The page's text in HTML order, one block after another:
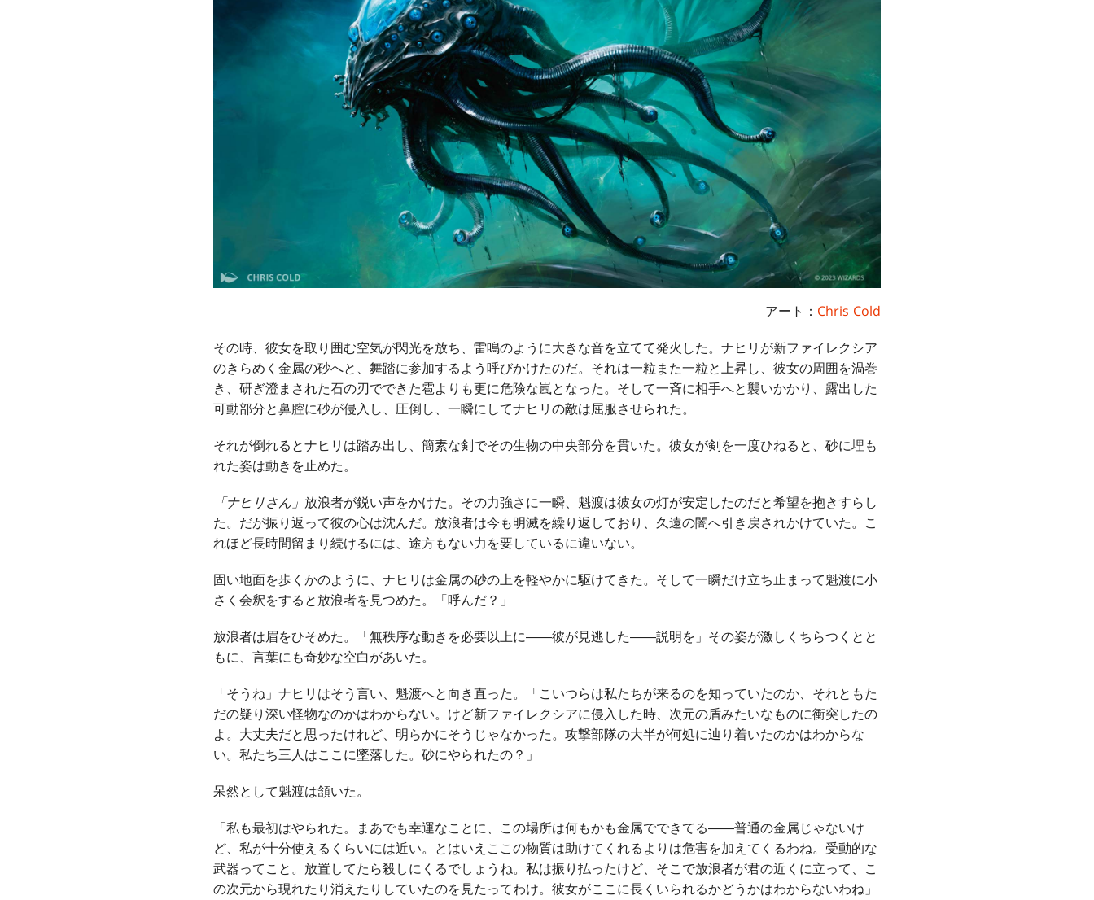
アート： Chris Cold
その時、彼女を取り囲む空気が閃光を放ち、雷鳴のように大きな音を立てて発火した。ナヒリが新ファイレクシア
のきらめく金属の砂へと、舞踏に参加するよう呼びかけたのだ。それは一粒また一粒と上昇し、彼女の周囲を渦巻
き、研ぎ澄まされた石の刃でできた雹よりも更に危険な嵐となった。そして一斉に相手へと襲いかかり、露出した
可動部分と鼻腔に砂が侵入し、圧倒し、一瞬にしてナヒリの敵は屈服させられた。
それが倒れるとナヒリは踏み出し、簡素な剣でその生物の中央部分を貫いた。彼女が剣を一度ひねると、砂に埋も
れた姿は動きを止めた。
「ナヒリさん」 放浪者が鋭い声をかけた。その力強さに一瞬、魁渡は彼女の灯が安定したのだと希望を抱きすらし
た。だが振り返って彼の心は沈んだ。放浪者は今も明滅を繰り返しており、久遠の闇へ引き戻されかけていた。こ
れほど長時間留まり続けるには、途方もない力を要しているに違いない。
固い地面を歩くかのように、ナヒリは金属の砂の上を軽やかに駆けてきた。そして一瞬だけ立ち止まって魁渡に小
さく会釈をすると放浪者を見つめた。「呼んだ？」
放浪者は眉をひそめた。「無秩序な動きを必要以上に――彼が見逃した――説明を」その姿が激しくちらつくとと
もに、言葉にも奇妙な空白があいた。
「そうね」ナヒリはそう言い、魁渡へと向き直った。「こいつらは私たちが来るのを知っていたのか、それともた
だの疑り深い怪物なのかはわからない。けど新ファイレクシアに侵入した時、次元の盾みたいなものに衝突したの
よ。大丈夫だと思ったけれど、明らかにそうじゃなかった。攻撃部隊の大半が何処に辿り着いたのかはわからな
い。私たち三人はここに墜落した。砂にやられたの？」
呆然として魁渡は頷いた。
「私も最初はやられた。まあでも幸運なことに、この場所は何もかも金属でできてる――普通の金属じゃないけ
ど、私が十分使えるくらいには近い。とはいえここの物質は助けてくれるよりは危害を加えてくるわね。受動的な
武器ってこと。放置してたら殺しにくるでしょうね。私は振り払ったけど、そこで放浪者が君の近くに立って、こ
の次元から現れたり消えたりしていたのを見たってわけ。彼女がここに長くいられるかどうかはわからないわね」